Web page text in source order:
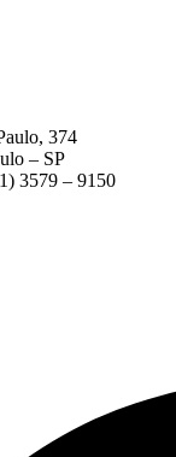
374
– SP
3579 – 9150